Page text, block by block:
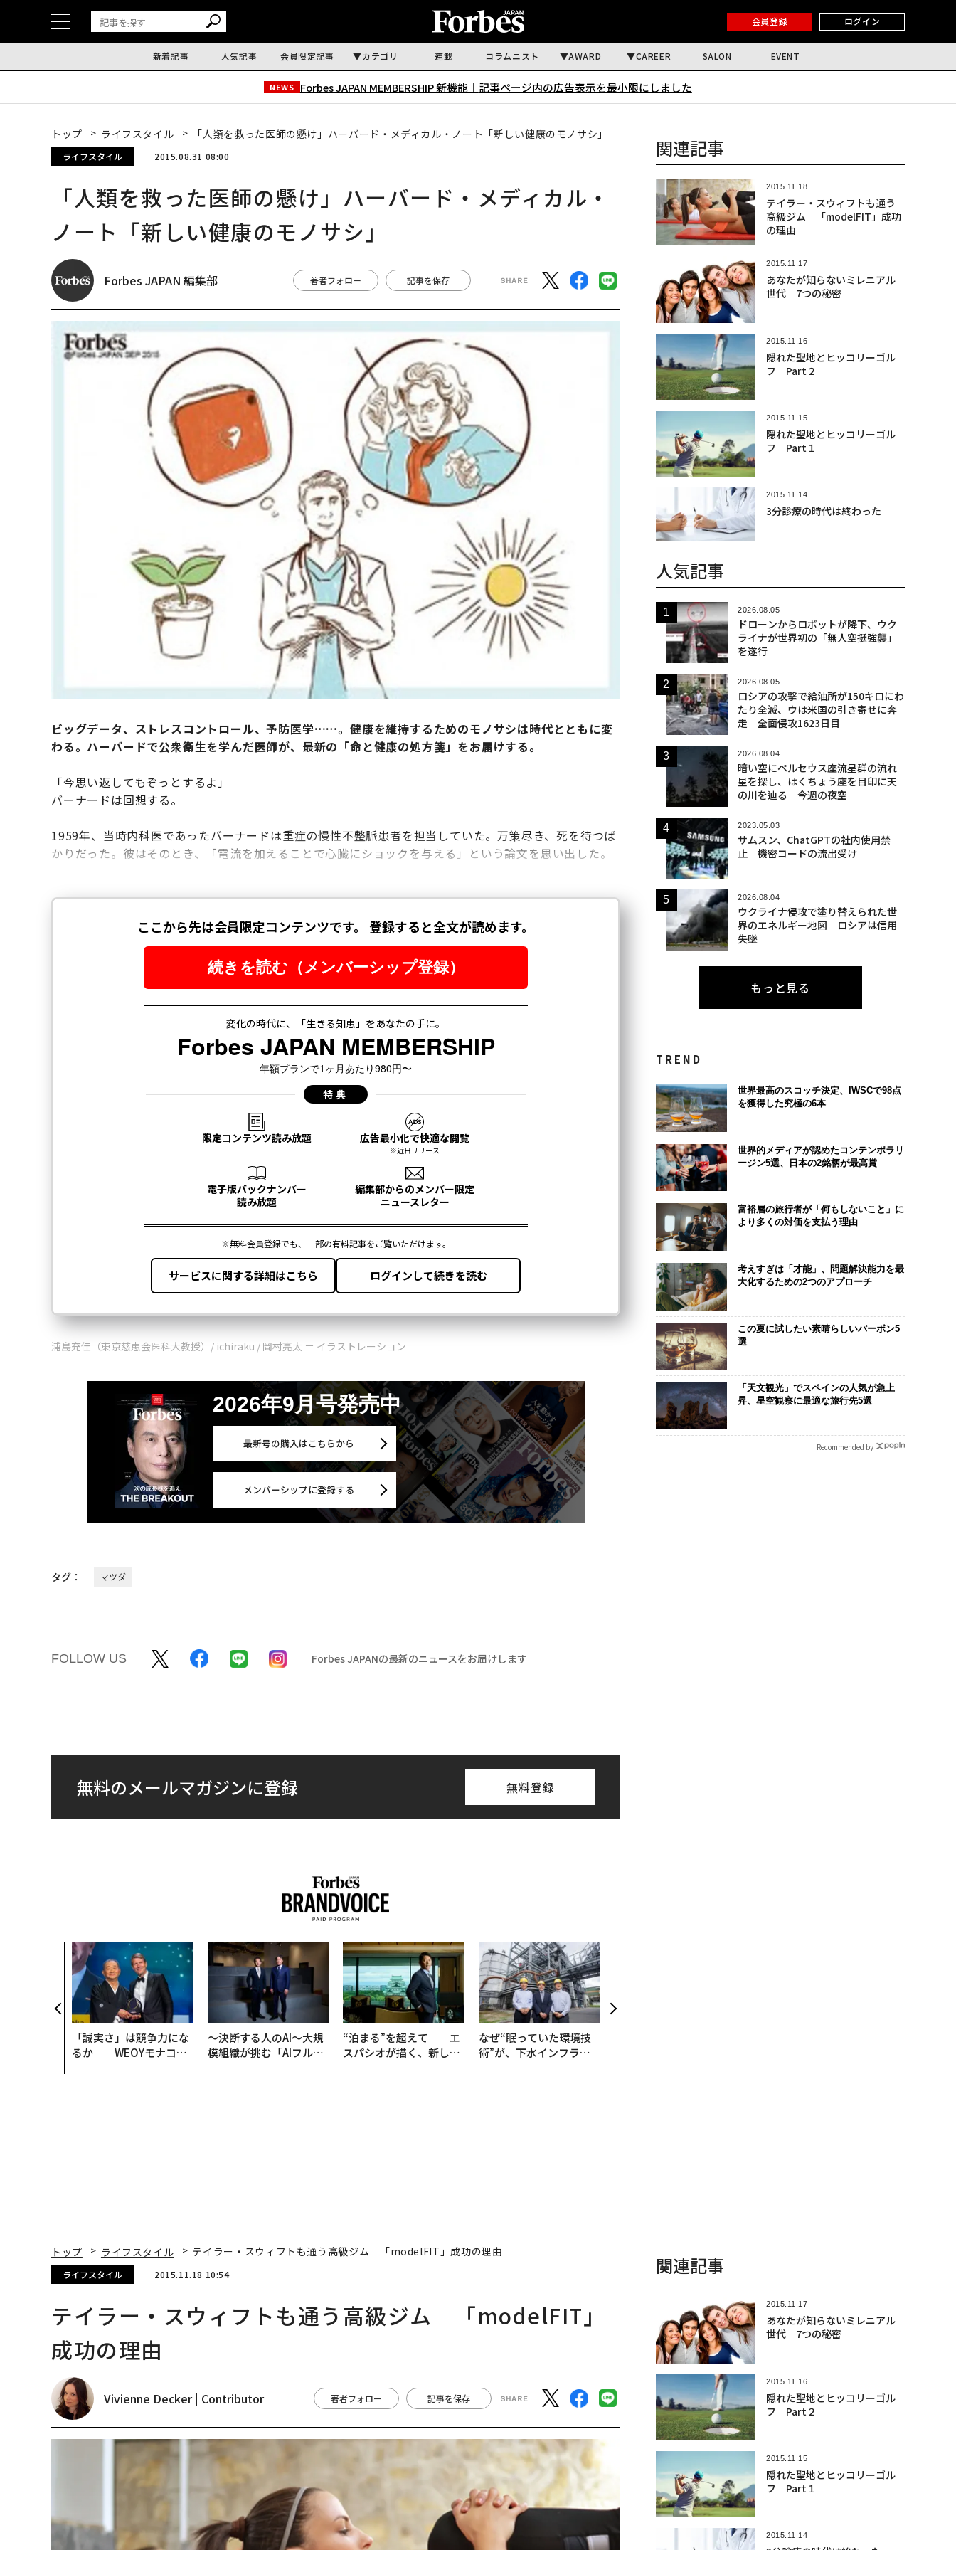
会員登録 ログイン
新着記事 人気記事 会員限定記事 カテゴリ 連載 コラムニスト AWARD CAREER SALON EVENT
NEWS Forbes JAPAN MEMBERSHIP 新機能｜ 記事ページ内の広告表示を最小限にしました
トップ ライフスタイル 「人類を救った医師の懸け」ハーバード・メディカル・ノート「新しい健康のモノサシ」
ライフスタイル 2015.08.31 08:00
「人類を救った医師の懸け」ハーバード・メディカル・
ノート「新しい健康のモノサシ」
Forbes JAPAN 編集部 著者フォロー 記事を保存
ビッグデータ、ストレスコントロール、予防医学……。健康を維持するためのモノサシは時代とともに変
わる。ハーバードで公衆衛生を学んだ医師が、最新の「命と健康の処方箋」をお届けする。
「今思い返してもぞっとするよ」
バーナードは回想する。
1959年、当時内科医であったバーナードは重症の慢性不整脈患者を担当していた。万策尽き、死を待つば
かりだった。彼はそのとき、「電流を加えることで心臓にショックを与える」という論文を思い出した。
浦島充佳（東京慈恵会医科大教授）/ ichiraku / 岡村亮太 ＝ イラストレーション
2026年9月号発売中
最新号の購入はこちらから
メンバーシップに登録する
タグ： マツダ
FOLLOW US Forbes JAPANの最新のニュースをお届けします
無料のメールマガジンに登録 無料登録
「誠実さ」は競争力にな
るか──WEOYモナコで
〜決断する人のAI〜大規
模組織が挑む「AIフル実
“泊まる”を超えて──エ
スパシオが描く、新しい
なぜ“眠っていた環境技
術”が、下水インフラを
を徹底する理由
関連記事
2015.11.18
テイラー・スウィフトも通う
高級ジム 「modelFIT」成功
の理由
2015.11.17
あなたが知らないミレニアル
世代 7つの秘密
2015.11.16
隠れた聖地とヒッコリーゴル
フ Part２
2015.11.15
隠れた聖地とヒッコリーゴル
フ Part１
2015.11.14
3分診療の時代は終わった
人気記事
2026.08.05
ドローンからロボットが降下、ウク
ライナが世界初の「無人空挺強襲」
を遂行
2026.08.05
ロシアの攻撃で給油所が150キロにわ
たり全滅、ウは米国の引き寄せに奔
走 全面侵攻1623日目
2026.08.04
暗い空にペルセウス座流星群の流れ
星を探し、はくちょう座を目印に天
の川を辿る 今週の夜空
2023.05.03
サムスン、ChatGPTの社内使用禁
止 機密コードの流出受け
2026.08.04
ウクライナ侵攻で塗り替えられた世
界のエネルギー地図 ロシアは信用
失墜
もっと見る
TREND
世界最高のスコッチ決定、IWSCで98点
を獲得した究極の6本
世界的メディアが認めたコンテンポラリ
ージン5選、日本の2銘柄が最高賞
富裕層の旅行者が「何もしないこと」に
より多くの対価を支払う理由
考えすぎは「才能」、問題解決能力を最
大化するための2つのアプローチ
この夏に試したい素晴らしいバーボン5
選
「天文観光」でスペインの人気が急上
昇、星空観察に最適な旅行先5選
Recommended by
トップ ライフスタイル テイラー・スウィフトも通う高級ジム 「modelFIT」成功の理由
ライフスタイル 2015.11.18 10:54
テイラー・スウィフトも通う高級ジム 「modelFIT」
成功の理由
Vivienne Decker | Contributor 著者フォロー 記事を保存
関連記事
2015.11.17
あなたが知らないミレニアル
世代 7つの秘密
2015.11.16
隠れた聖地とヒッコリーゴル
フ Part２
2015.11.15
隠れた聖地とヒッコリーゴル
フ Part１
2015.11.14